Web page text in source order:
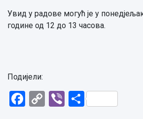
Увид у радове могућ је у
године од 12 до 13 часова.
Подијели:
Facebook
CopyViberShare